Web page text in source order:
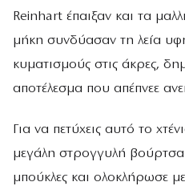
Reinhart έπαιξαν και τα
μήκη συνδύασαν τη λεία
κυματισμούς στις άκρες,
αποτέλεσμα που απέπνεε
Για να πετύχεις αυτό το
μεγάλη στρογγυλή βούρτσα
μπούκλες και ολοκλήρωσε